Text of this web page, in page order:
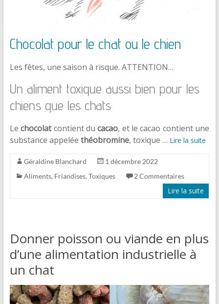
Chocolat pour le chat ou le chien
Les fêtes, une saison à risque. ATTENTION…
Un aliment toxique aussi bien pour les
chiens que les chats
Lechocolatcontient ducacao, et le cacao contient une
substance appelée théobromine, toxique … Lire la suite
Géraldine Blanchard
1 décembre 2022
Aliments, Friandises, Toxiques 2 Commentaires
Lire la suite
Donner poisson ou viande en plus
d’une alimentation industrielle à
un chat